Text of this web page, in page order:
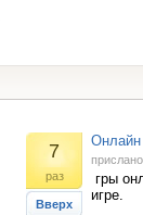
7
раз
Вверх
Онлайн
гры
игре.